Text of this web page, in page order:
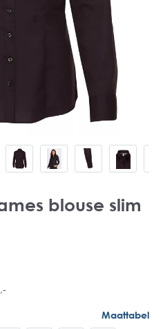
blouse slim
Maattabel